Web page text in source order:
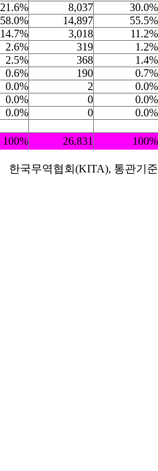
21.6% 8,037
30.0%
58.0% 14,897
55.5%
14.7% 3,018
11.2%
2.6% 319
1.2%
2.5% 368
1.4%
0.6% 190
0.7%
0.0% 2
0.0%
0.0% 0
0.0%
0.0% 0
0.0%
100% 26,831 100%
한국무역협회(KITA), 통관기준